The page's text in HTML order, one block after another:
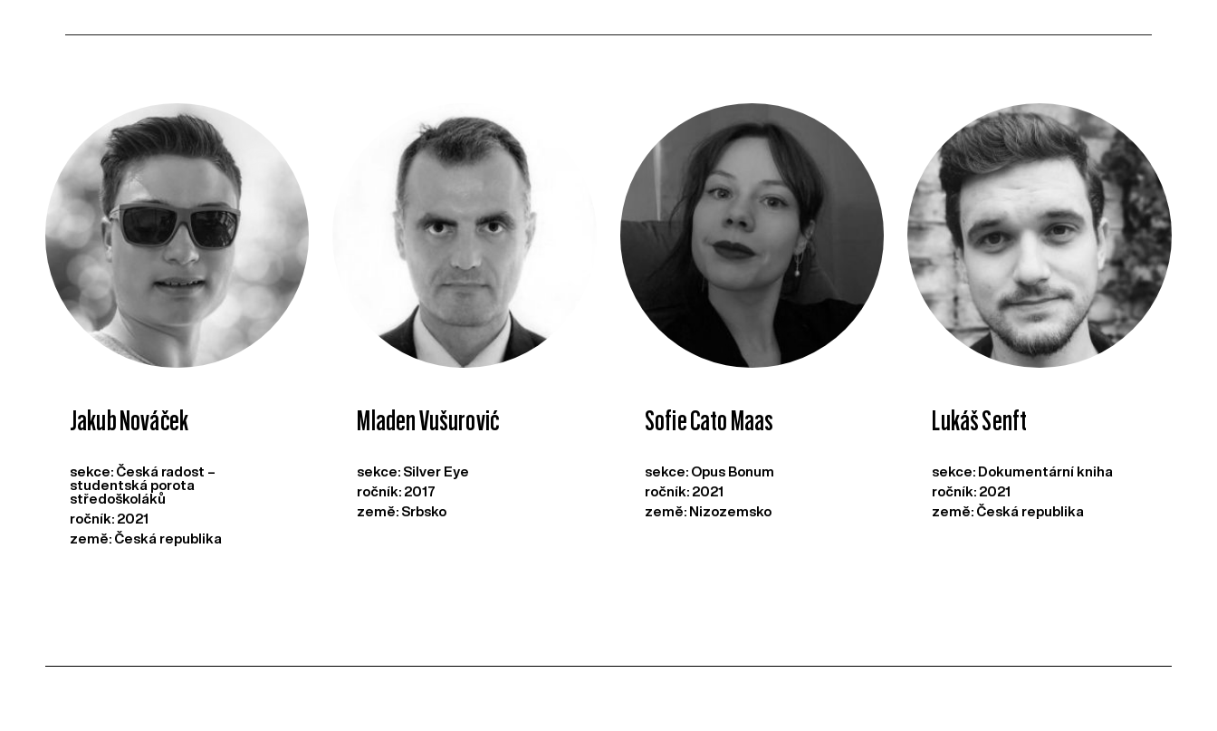
Jakub Nováček
sekce: Česká radost –
studentská porota
středoškoláků
ročník: 2021
země: Česká republika
Mladen Vušurović
sekce: Silver Eye
ročník: 2017
země: Srbsko
Sofie Cato Maas
sekce: Opus Bonum
ročník: 2021
země: Nizozemsko
Lukáš Senft
sekce: Dokumentární kniha
ročník: 2021
země: Česká republika